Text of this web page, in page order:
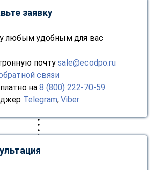
заявку
любым удобным для вас
почту sale@ecodpo.ru
связи
на 8 (800) 222-70-59
Telegram, Viber